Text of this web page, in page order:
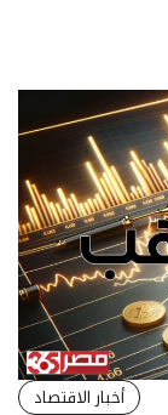
أخبار الاقتصاد